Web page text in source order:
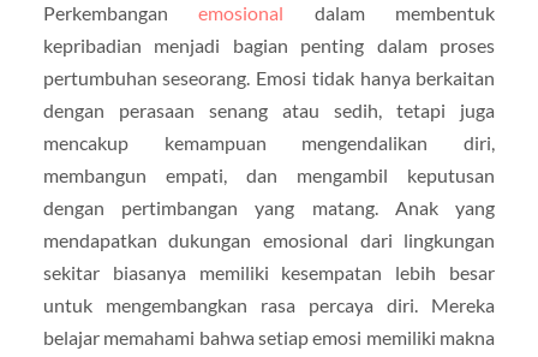
Perkembanganemosional dalam membentuk
kepribadian menjadi bagian penting dalam proses
pertumbuhan seseorang. Emosi tidak hanya berkaitan
dengan perasaan senang atau sedih, tetapi juga
mencakup kemampuan mengendalikan diri,
membangun empati, dan mengambil keputusan
dengan pertimbangan yang matang. Anak yang
mendapatkan dukungan emosional dari lingkungan
sekitar biasanya memiliki kesempatan lebih besar
untuk mengembangkan rasa percaya diri. Mereka
belajar memahami bahwa setiap emosi memiliki makna